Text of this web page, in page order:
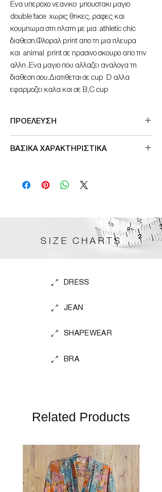
Eνα υπεροχο νεανικο μπουστακι μαγιο
double face χωρις θηκες, ραφες και
κουμπωμα στη πλατη με μια athletic chic
διαθεση.Φλοραλ print απο τη μια πλευρα
και animal print σε πρασινο σκουρο απο την
αλλη .Ενα μαγιο που αλλαζει αναλογα τη
διαθεση σου.Διατιθεται σε cup D αλλα
εφαρμοζει καλα και σε B,C cup
ΠΡΟΕΛΕΥΣΗ
ΒΑΣΙΚΑ ΧΑΡΑΚΤΗΡΙΣΤΙΚΑ
double face
SIZE CHARTS
DRESS
JEAN
SHAPEWEAR
BRA
Related Products